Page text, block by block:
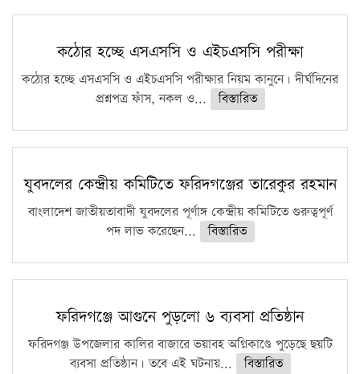
কঠোর হচ্ছে এসএসসি ও এইচএসসি পরীক্ষা
কঠোর হচ্ছে এসএসসি ও এইচএসসি পরীক্ষার নিয়ম কানুনে। দীর্ঘদিনের
প্রশ্নপত্র ফাঁস, নকল ও...
বিস্তারিত
যুবদলের কেন্দ্রীয় কমিটিতে ফরিদগঞ্জের তারেকুর রহমান
বাংলাদেশ জাতীয়তাবাদী যুবদলের পূর্ণাঙ্গ কেন্দ্রীয় কমিটিতে গুরুত্বপূর্ণ
পদ লাভ করেছেন...
বিস্তারিত
ফরিদগঞ্জে আগুনে পুড়লো ৬ ব্যবসা প্রতিষ্ঠান
ফরিদগঞ্জ উপজেলার কালির বাজারে ভয়াবহ অগ্নিকাণ্ডে পুড়েছে ছয়টি
ব্যবসা প্রতিষ্ঠান। তবে এই ঘটনায়...
বিস্তারিত